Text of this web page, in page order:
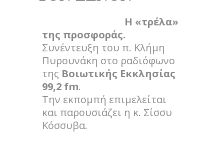
Η «τρέλα»
της προσφοράς.
Συνέντευξη του π. Κλήμη
Πυρουνάκη στο ραδιόφωνο
της Βοιωτικής Εκκλησίας
99,2 fm.
Την εκπομπή επιμελείται
και παρουσιάζει η κ. Σίσσυ
Κόσσυβα.